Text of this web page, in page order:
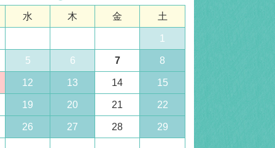
水 木 金 土
1
5 6 7 8
12 13 14 15
19 20 21 22
26 27 28 29